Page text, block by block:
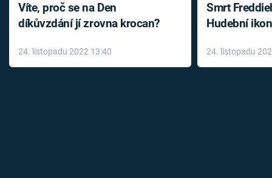
Víte, proč se na Den
díkůvzdání jí zrovna krocan?
24. listopadu 2022 13:40
Smrt
Hudební
léky
24. listopadu